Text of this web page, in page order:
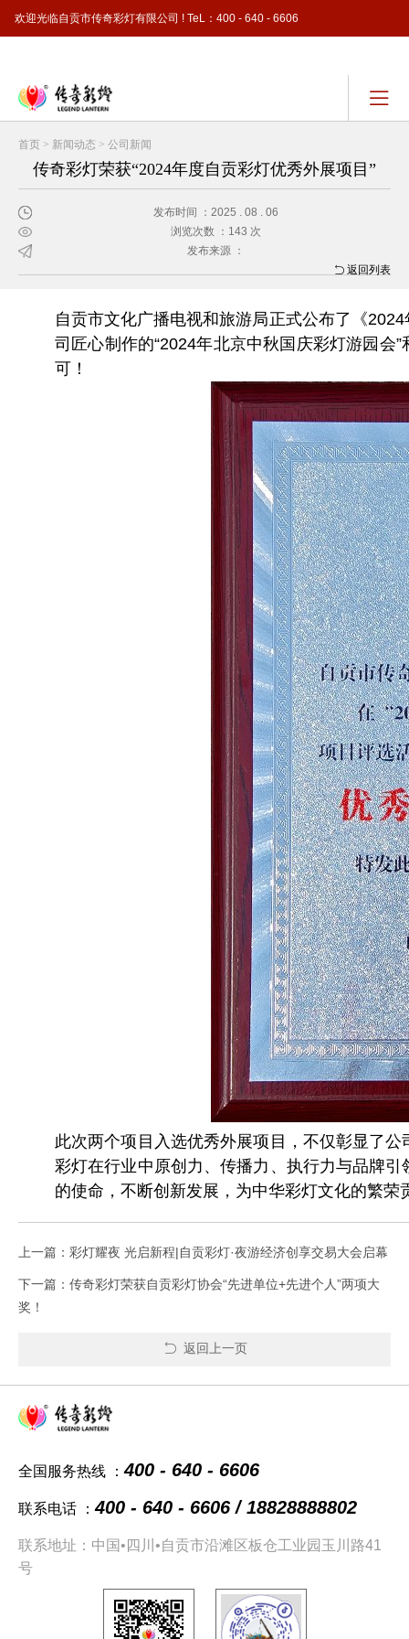
欢迎光临自贡市传奇彩灯有限公司 ! TeL：400 - 640 - 6606
首页 > 新闻动态 >公司新闻
传奇彩灯荣获“2024年度自贡彩灯优秀外展项目”
发布时间 ：2025 . 08 . 06
浏览次数 ：143 次
发布来源 ：
返回列表
自贡市文化广播电视和旅游局正式公布了《
司匠心制作的“2024年北京中秋国庆彩灯游园会
可！
此次两个项目入选优秀外展项目，不仅彰显了公
彩灯在行业中原创力、传播力、执行力与品牌
的使命，不断创新发展，为中华彩灯文化的繁荣
上一篇：彩灯耀夜 光启新程|自贡彩灯·夜游经济创享交易大会启幕
下一篇：传奇彩灯荣获自贡彩灯协会“先进单位+先进个人”两项大
奖！
返回上一页
全国服务热线 ：400 - 640 - 6606
联系电话 ：400 - 640 - 6606 / 18828888802
联系地址：中国•四川•自贡市沿滩区板仓工业园玉川路41
号